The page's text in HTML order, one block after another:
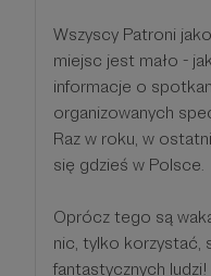
Wszyscy Patroni
miejsc jest mało -
informacje o
organizowanych
Raz w roku, w
się gdzieś w Polsce.
Oprócz tego są
nic, tylko korzystać,
fantastycznych ludzi!